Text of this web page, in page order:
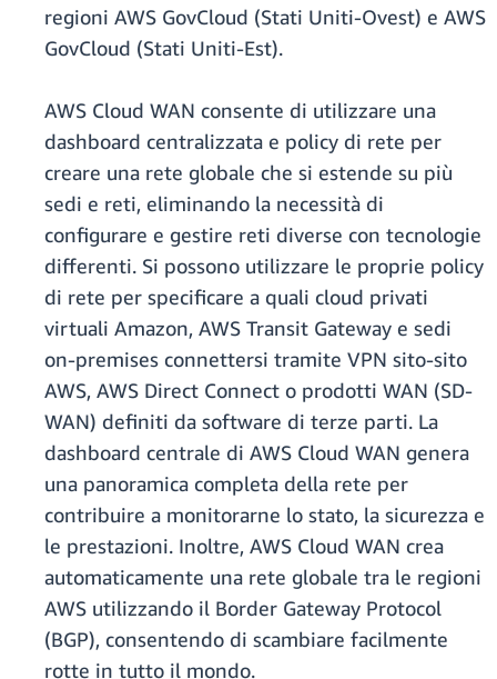
regioni AWS GovCloud (Stati Uniti-Ovest) e AWS
GovCloud (Stati Uniti-Est).
AWS Cloud WAN consente di utilizzare una
dashboard centralizzata e policy di rete per
creare una rete globale che si estende su più
sedi e reti, eliminando la necessità di
configurare e gestire reti diverse con tecnologie
differenti. Si possono utilizzare le proprie policy
di rete per specificare a quali cloud privati
virtuali Amazon, AWS Transit Gateway e sedi
on-premises connettersi tramite VPN sito-sito
AWS, AWS Direct Connect o prodotti WAN (SD-
WAN) definiti da software di terze parti. La
dashboard centrale di AWS Cloud WAN genera
una panoramica completa della rete per
contribuire a monitorarne lo stato, la sicurezza e
le prestazioni. Inoltre, AWS Cloud WAN crea
automaticamente una rete globale tra le regioni
AWS utilizzando il Border Gateway Protocol
(BGP), consentendo di scambiare facilmente
rotte in tutto il mondo.